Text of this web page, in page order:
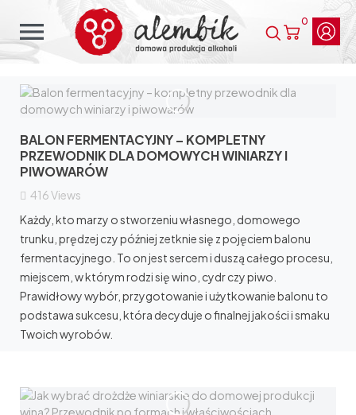
menu 0
BALON FERMENTACYJNY – KOMPLETNY
PRZEWODNIK DLA DOMOWYCH WINIARZY I
PIWOWARÓW
416Views
Każdy, kto marzy o stworzeniu własnego, domowego
trunku, prędzej czy później zetknie się z pojęciem balonu
fermentacyjnego. To on jest sercem i duszą całego procesu,
miejscem, w którym rodzi się wino, cydr czy piwo.
Prawidłowy wybór, przygotowanie i użytkowanie balonu to
podstawa sukcesu, która decyduje o finalnej jakości i smaku
Twoich wyrobów.